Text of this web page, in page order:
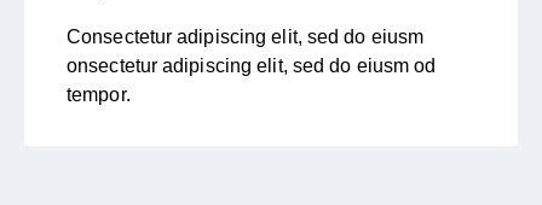
Consectetur adipiscing elit, sed do eiusm
onsectetur adipiscing elit, sed do eiusm od
tempor.